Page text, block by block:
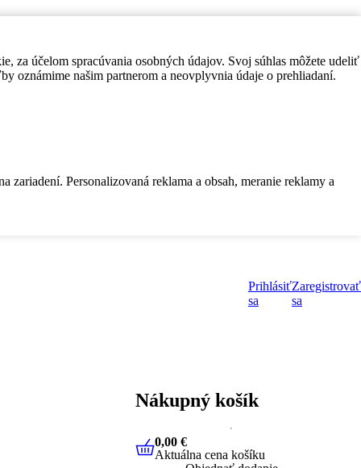
za účelom spracúvania osobných údajov. Svoj súhlas môžete udeliť
oznámime našim partnerom a neovplyvnia údaje o prehliadaní.
Personalizovaná reklama a obsah, meranie reklamy a
Prihlásiť
sa
Zaregistrovať
sa
Nákupný košík
0,00 €Aktuálna cena košíku
0,00 €
Aktuálna cena košíku